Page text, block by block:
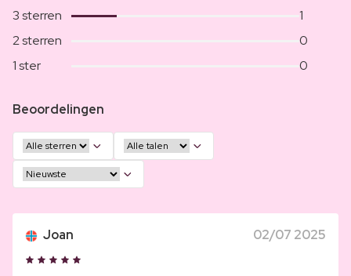
3 sterren
1
2 sterren
0
1 ster
0
Beoordelingen
Joan 02/07 2025